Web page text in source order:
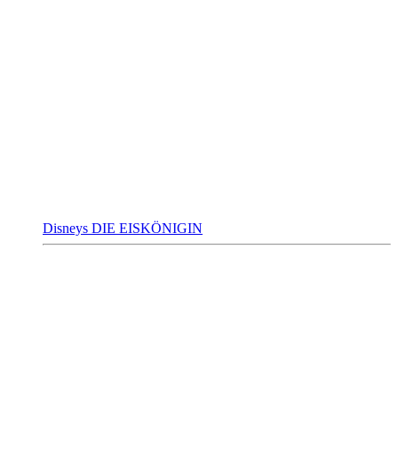
Disneys DIE EISKÖNIGIN